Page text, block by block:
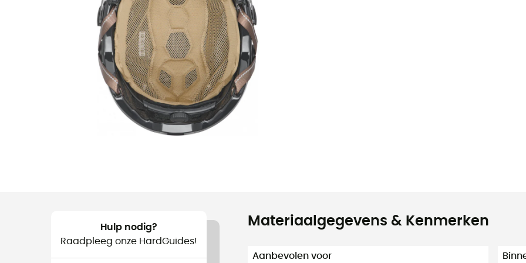
Hulp nodig?
Raadpleeg onze HardGuides!
Materiaalgegevens & Kenmerken
Aanbevolen voor